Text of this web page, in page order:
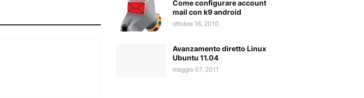
Come configurare account
mail con k9 android
ottobre 16, 2010
Avanzamento diretto Linux
Ubuntu 11.04
maggio 07, 2011